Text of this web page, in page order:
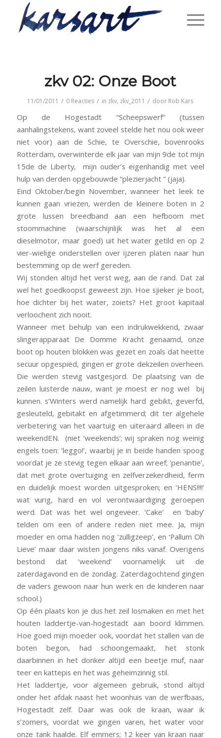
zkv 02: Onze Boot
11/01/2011 / 0 Reacties / in zkv, zkv_2011 / door Rob Kars
Op de Hogestadt “Scheepswerf” (tussen
aanhalingstekens, want zoveel stelde het nou ook weer
niet voor) aan de Schie, te Overschie, bovenrooks
Rotterdam, overwinterde elk jaar van mijn 9de tot mijn
15de de Liberty, mijn ouder’s eigenhandig met veel
hulp van derden opgebouwde “plezierjacht ” (jaja).
Eind Oktober/begin November, wanneer het leek te
kunnen gaan vriezen, werden de kleinere boten in 2
grote lussen breedband aan een hefboom met
stoommachine (waarschijnlijk was het al een
dieselmotor, maar goed) uit het water getild en op 2
vier-wielige onderstellen over ijzeren platen naar hun
bestemming op de werf gereden.
Wij stonden altijd het verst weg, aan de rand. Dat zal
wel het goedkoopst geweest zijn. Hoe sjieker je boot,
hoe dichter bij het water, zoiets? Het groot kapitaal
verloochent zich nooit.
Wanneer met behulp van een indrukwekkend, zwaar
slingerapparaat De Domme Kracht genaamd, onze
boot op houten blokken was gezet en zoals dat heette
secuur opgespiëd, gingen er grote dekzeilen overheen.
Die werden stevig vastgesjord. De plaatsing van de
zeilen luisterde nauw, want je moest er nog wel bij
kunnen. s’Winters werd namelijk hard gebikt, geverfd,
gesleuteld, gebitakt en afgetimmerd; dit ter algehele
verbetering van het vaartuig en uiteraard alleen in de
weekendEN. (niet ‘weekends’; wij spraken nog weinig
engels toen: ’leggo!’, waarbij je in beide handen spoog
voordat je ze stevig tegen elkaar aan wreef; ‘penantie’,
dat met grote overtuiging en zelfverzekerdheid, ferm
en duidelijk moest worden uitgesproken; en ‘HENS!!!!’
wat vurig, hard en vol verontwaardiging geroepen
werd. Dat was het wel ongeveer. ‘Cake’ en ‘baby’
telden om een of andere reden niet mee. Ja, mijn
moeder en oma hadden nog ‘zulligzeep’, en ‘Pallum Oh
Lieve’ maar daar wisten jongens niks vanaf. Overigens
bestond dat ‘weekend’ voornamelijk uit de
zaterdagavond en de zondag. Zaterdagochtend gingen
de vaders gewoon naar hun werk en de kinderen naar
school.)
Op één plaats kon je dus het zeil losmaken en met het
houten laddertje-van-hogestadt aan boord klimmen.
Hoe goed mijn moeder ook, voordat het stallen van de
boten begon, had schoongemaakt, het stonk
daarbinnen in het donker altijd een beetje muf, naar
teer en kattepis en het was geheimzinnig stil.
Het laddertje, voor algemeen gebruik, stond altijd
onder het afdak naast het woonhuis van de werfbaas,
Hogestadt zelf. Daar was ook de kraan, waar ik
s’zomers, voordat we gingen varen, het water voor
onze tank haalde. Elf emmers; 12 keer van kraan naar